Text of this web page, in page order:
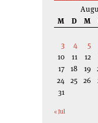
M
D M
3
4 5
10
11 12
17 18 19
24 25 26
31
« Jul